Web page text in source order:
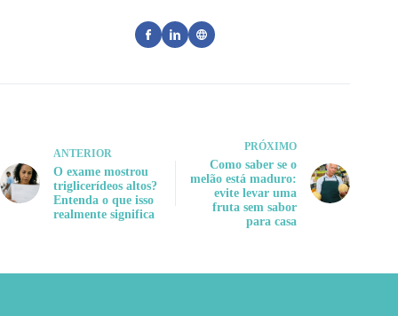
ANTERIOR
O exame mostrou
triglicerídeos altos?
Entenda o que isso
realmente significa
PRÓXIMO
Como saber se o
melão está maduro:
evite levar uma
fruta sem sabor
para casa